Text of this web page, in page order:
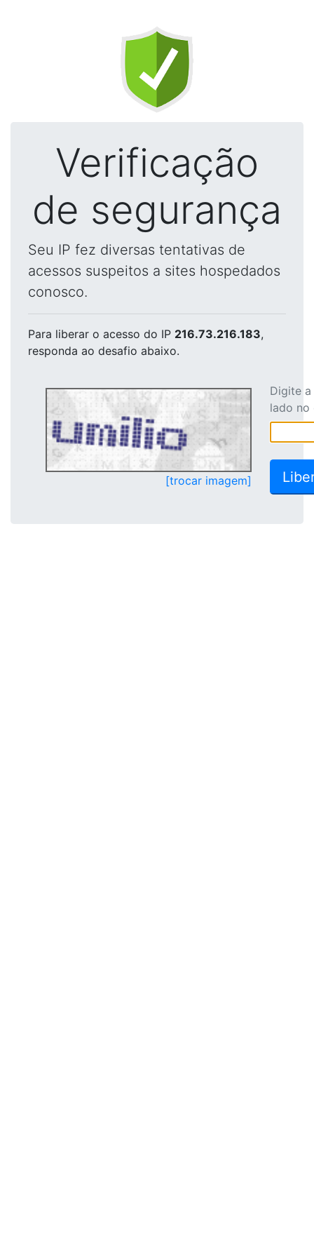
Verificação
de segurança
Seu IP fez diversas tentativas de
acessos suspeitos a sites hospedados
conosco.
Para liberar o acesso do IP 216.73.216.183,
responda ao desafio abaixo.
[trocar imagem]
Digite
lado no